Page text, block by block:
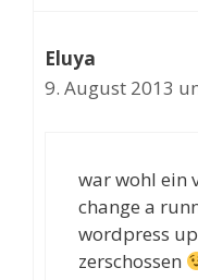
Eluya
9. August 2013
war wohl ein
change a
wordpress
zerschossen